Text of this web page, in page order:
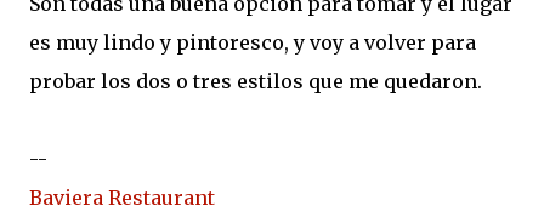
es muy lindo y pintoresco, y voy a volver para
probar los dos o tres estilos que me quedaron.
--
Baviera Restaurant